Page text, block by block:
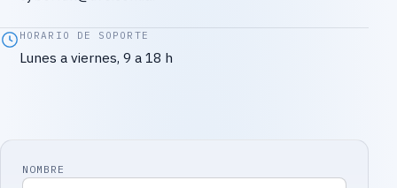
HORARIO DE SOPORTE
Lunes a viernes, 9 a 18 h
NOMBRE